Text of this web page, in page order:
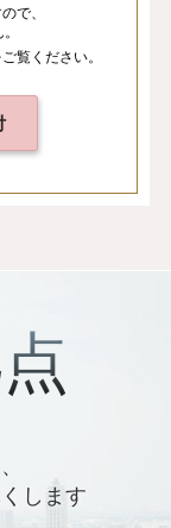
で、
ご覧ください。
します